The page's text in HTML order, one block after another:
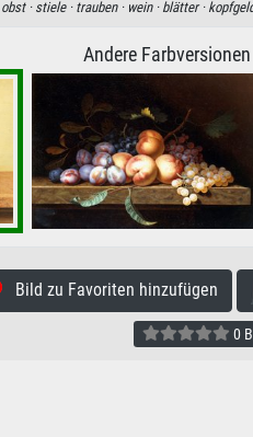
obst · stiele · trauben · wein · blätter ·
Andere
Bild zu Favoriten hinzufügen
0